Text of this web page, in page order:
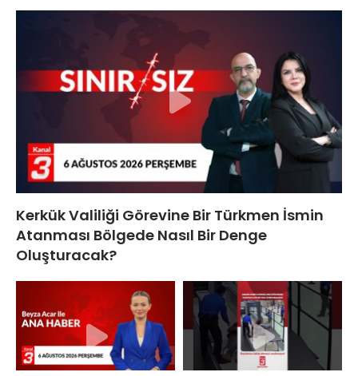
Kerkük Valiliği Görevine Bir Türkmen İsmin
Atanması Bölgede Nasıl Bir Denge
Oluşturacak?